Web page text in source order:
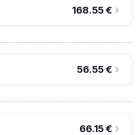
168.55 €
56.55 €
66.15 €